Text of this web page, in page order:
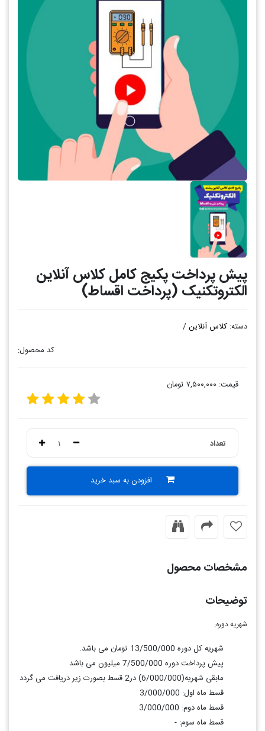
پیش پرداخت پکیج کامل کلاس آنلاین
الکتروتکنیک (پرداخت اقساط)
دسته: کلاس آنلاین/
کد محصول:
قیمت: ۷,۵۰۰,۰۰۰ تومان
تعداد ۱
افزودن به سبد خرید
مشخصات محصول
توضیحات
شهریه دوره:
شهریه کل دوره 13/500/000 تومان می باشد.
پیش پرداخت دوره 7/500/000 میلیون می باشد
مابقی شهریه(6/000/000) در2 قسط بصورت زیر دریافت می گردد
قسط ماه اول: 3/000/000
قسط ماه دوم: 3/000/000
قسط ماه سوم: -